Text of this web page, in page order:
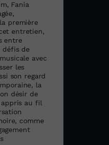
Fania
première
entretien,
entre
défis de
avec
les
son regard
la
désir de
appris au fil
comme